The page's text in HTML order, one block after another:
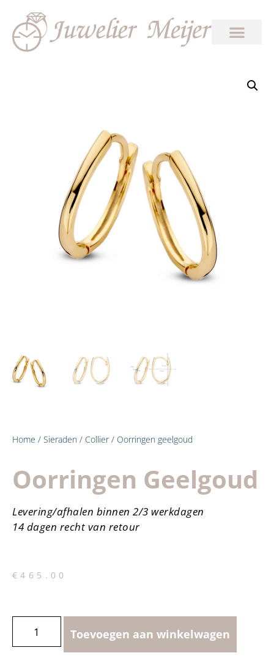
Home / Sieraden / Collier/ Oorringen geelgoud
Oorringen Geelgoud
Levering/afhalen binnen 2/3 werkdagen
14 dagen recht van retour
€465.00
Toevoegen aan winkelwagen